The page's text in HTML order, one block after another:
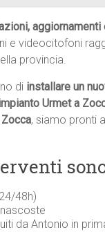
aggiornamenti
e videocitofoni
provincia.
di installare un
Urmet a
, siamo pronti
48h)
da Antonio in